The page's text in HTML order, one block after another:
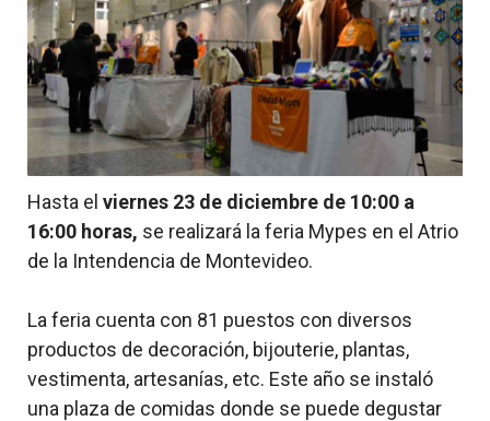
Hasta el viernes 23 de diciembre de 10:00 a
16:00 horas, se realizará la feria Mypes en el Atrio
de la Intendencia de Montevideo.
La feria cuenta con 81 puestos con diversos
productos de decoración, bijouterie, plantas,
vestimenta, artesanías, etc. Este año se instaló
una plaza de comidas donde se puede degustar